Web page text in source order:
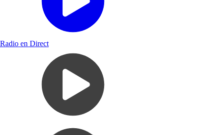
Radio en Direct